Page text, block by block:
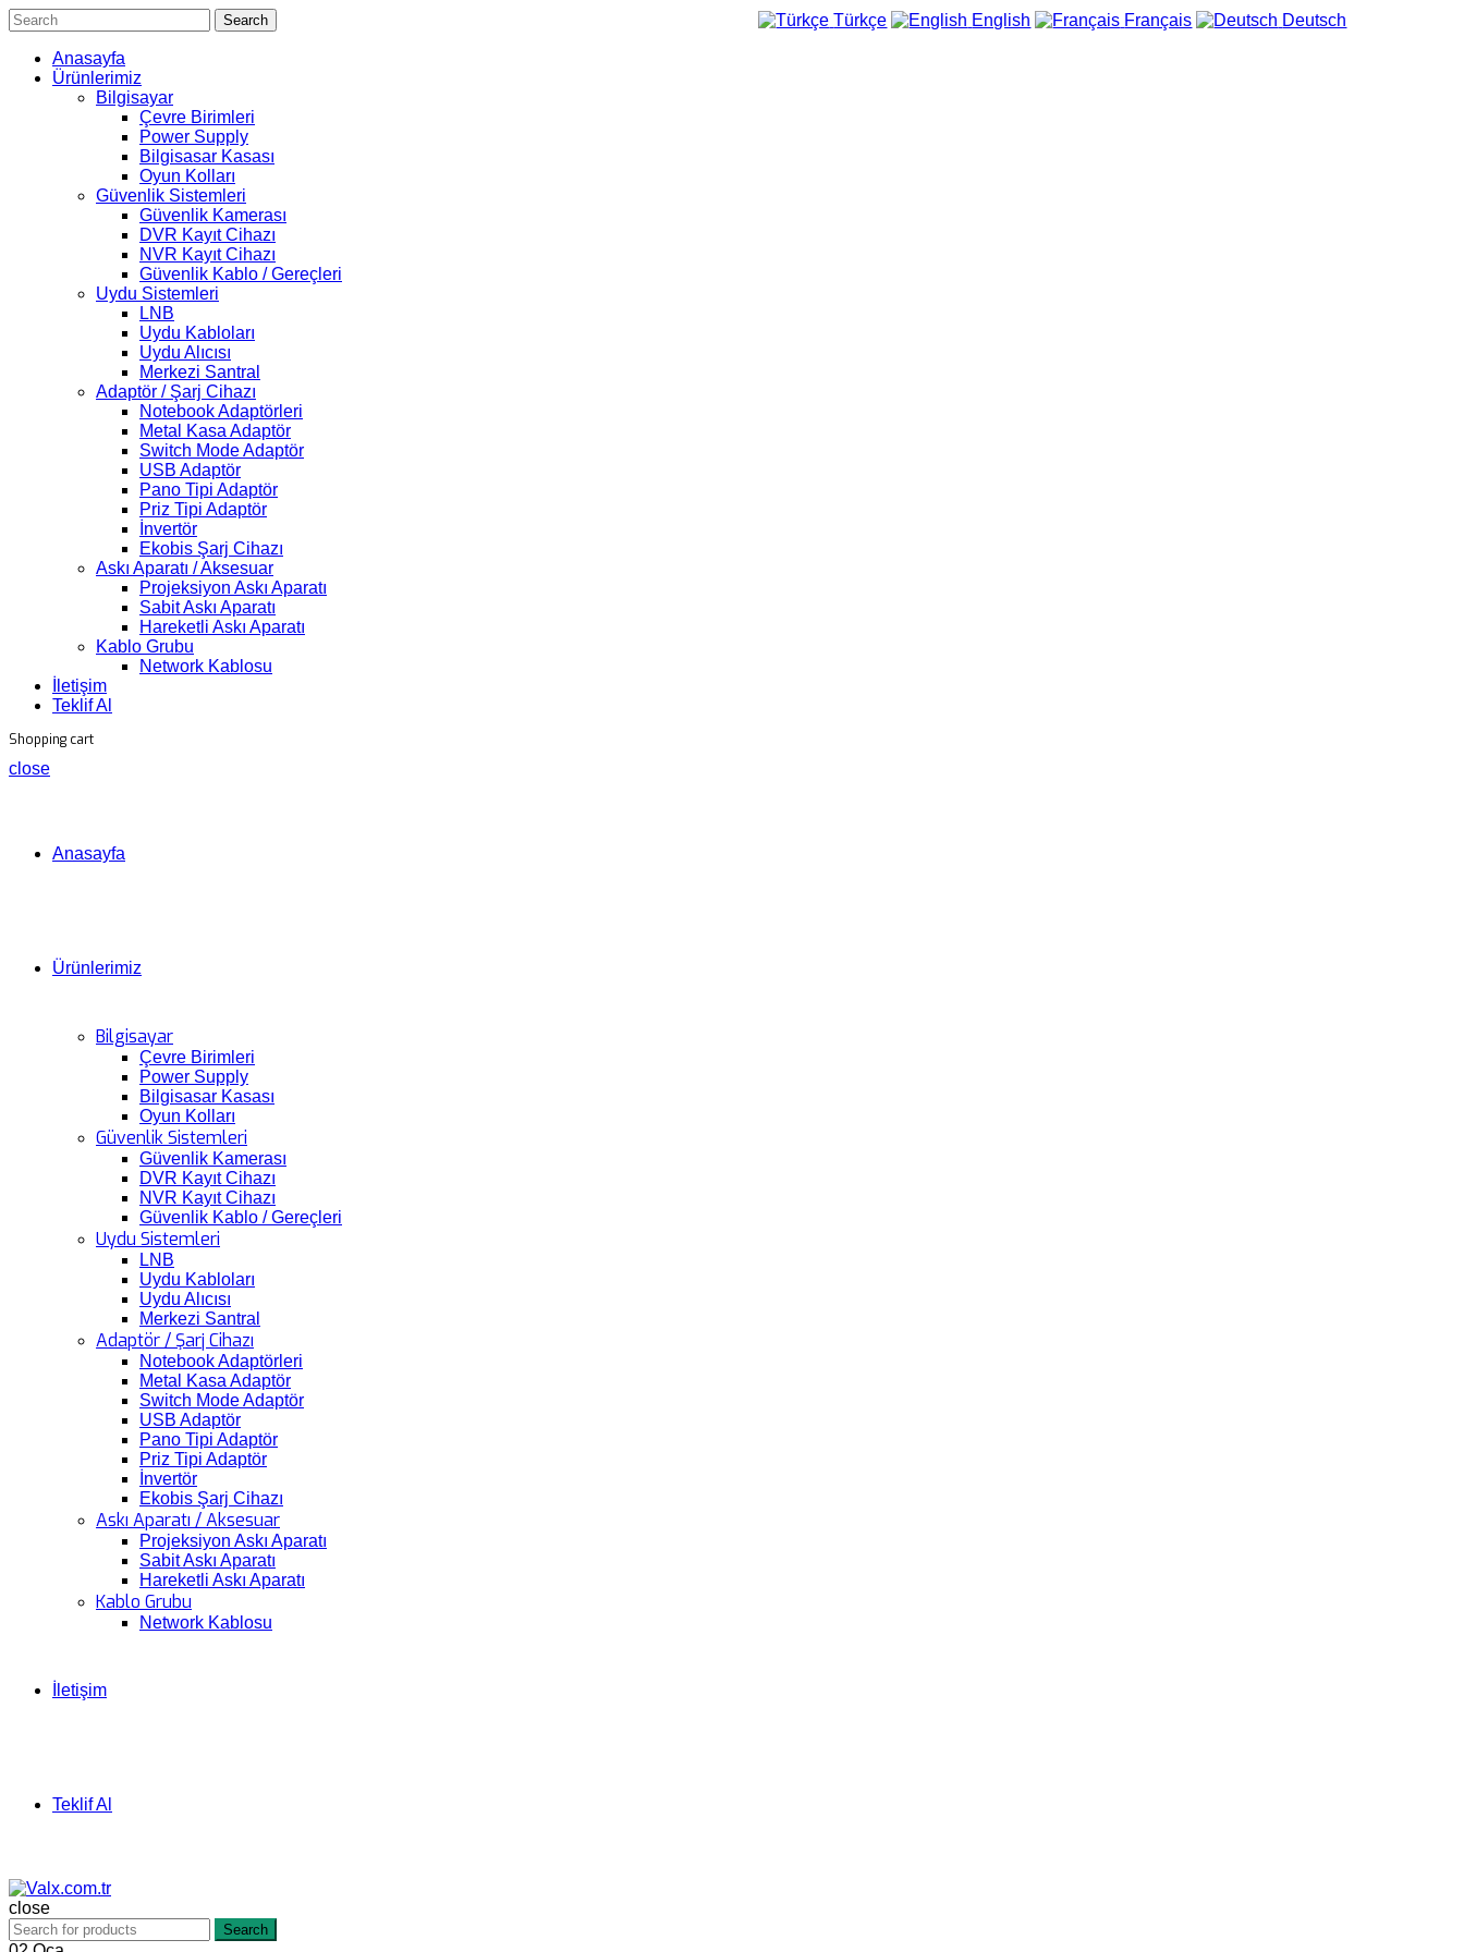
Search
Anasayfa
Ürünlerimiz
Bilgisayar
Çevre Birimleri
Power Supply
Bilgisasar Kasası
Oyun Kolları
Güvenlik Sistemleri
Güvenlik Kamerası
DVR Kayıt Cihazı
NVR Kayıt Cihazı
Güvenlik Kablo / Gereçleri
Uydu Sistemleri
LNB
Uydu Kabloları
Uydu Alıcısı
Merkezi Santral
Adaptör / Şarj Cihazı
Notebook Adaptörleri
Metal Kasa Adaptör
Switch Mode Adaptör
USB Adaptör
Pano Tipi Adaptör
Priz Tipi Adaptör
İnvertör
Ekobis Şarj Cihazı
Askı Aparatı / Aksesuar
Projeksiyon Askı Aparatı
Sabit Askı Aparatı
Hareketli Askı Aparatı
Kablo Grubu
Network Kablosu
İletişim
Teklif Al
Shopping cart
close
Anasayfa
Ürünlerimiz
Bilgisayar
Çevre Birimleri
Power Supply
Bilgisasar Kasası
Oyun Kolları
Güvenlik Sistemleri
Güvenlik Kamerası
DVR Kayıt Cihazı
NVR Kayıt Cihazı
Güvenlik Kablo / Gereçleri
Uydu Sistemleri
LNB
Uydu Kabloları
Uydu Alıcısı
Merkezi Santral
Adaptör / Şarj Cihazı
Notebook Adaptörleri
Metal Kasa Adaptör
Switch Mode Adaptör
USB Adaptör
Pano Tipi Adaptör
Priz Tipi Adaptör
İnvertör
Ekobis Şarj Cihazı
Askı Aparatı / Aksesuar
Projeksiyon Askı Aparatı
Sabit Askı Aparatı
Hareketli Askı Aparatı
Kablo Grubu
Network Kablosu
İletişim
Teklif Al
close
Search
Türkçe English Français Deutsch